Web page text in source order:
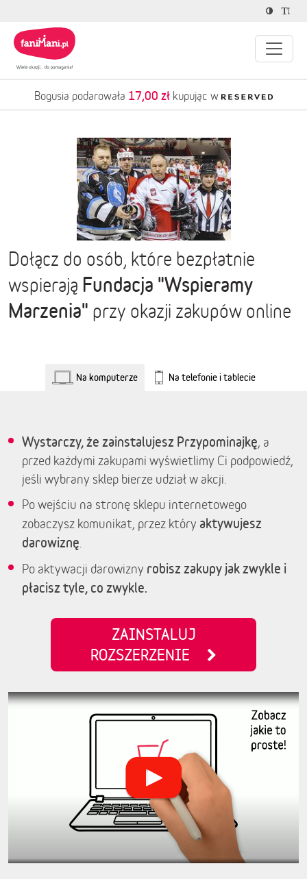
Bogusia podarowała 17,00 zł kupując w
Dołącz do osób, które bezpłatnie
wspierają Fundacja "Wspieramy
Marzenia" przy okazji zakupów online
Na komputerze Na telefonie i tablecie
Wystarczy, że zainstalujesz Przypominajkę, a
przed każdymi zakupami wyświetlimy Ci podpowiedź,
jeśli wybrany sklep bierze udział w akcji.
Po wejściu na stronę sklepu internetowego
zobaczysz komunikat, przez który aktywujesz
darowiznę
Po aktywacji darowizny robisz zakupy jak zwykle i
płacisz tyle, co zwykle.
ZAINSTALUJ
ROZSZERZENIE